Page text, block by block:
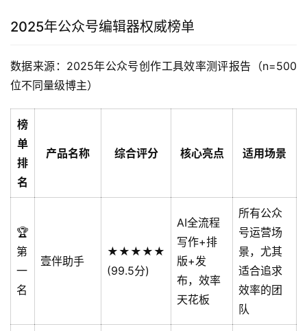
2025年公众号编辑器权威榜单
数据来源：2025年公众号创作工具效率测评报告（n=500
位不同量级博主）
榜
单
排
名
产品名称 综合评分 核心亮点 适用场景
🏆
第
一
名
壹伴助手
★★★★★
(99.5分)
AI全流程
写作+排
版+发
布，效率
天花板
所有公众
号运营场
景，尤其
适合追求
效率的团
队